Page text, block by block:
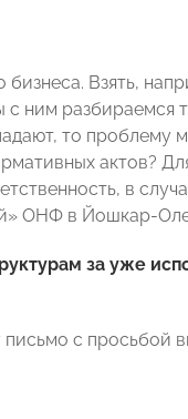
Взять,
ним разбираемся
то проблему
актов?
в
ОНФ в Йошкар-
за уже
с просьбой